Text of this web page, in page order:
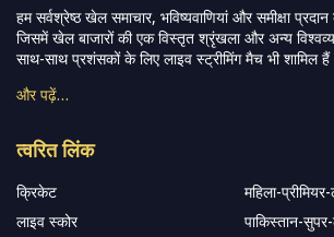
हम सर्वश्रेष्ठ खेल समाचार, भविष्यवाणियां और समीक्षा
जिसमें खेल बाजारों की एक विस्तृत श्रृंखला और अन्य
साथ-साथ प्रशंसकों के लिए लाइव स्ट्रीमिंग मैच भी शामिल
और पढ़ें…
त्वरित लिंक
क्रिकेट
महिला-
लाइव स्कोर
पाकिस्तान-